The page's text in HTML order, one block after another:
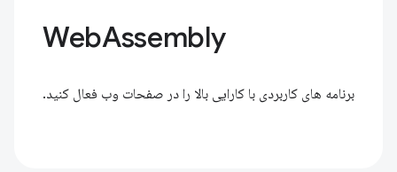
WebAssembly
برنامه های کاربردی با کارایی بالا را در صفحات وب فعال کنید.